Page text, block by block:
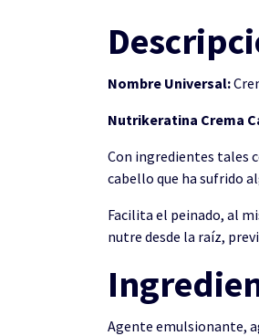
Nombre Universal:
Nutrikeratina Crema
Con ingredientes tales
cabello que ha sufrido
Facilita el peinado, al
nutre desde la raíz,
Agente emulsionante,